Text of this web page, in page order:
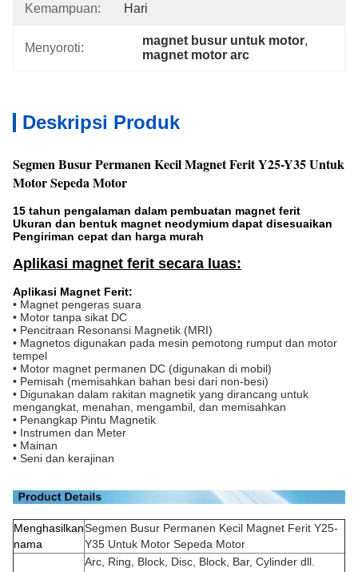
Kemampuan:
Hari
Menyoroti:
magnet busur untuk motor,
magnet motor arc
Deskripsi Produk
Segmen Busur Permanen Kecil Magnet Ferit Y25-Y35 Untuk
Motor Sepeda Motor
15 tahun pengalaman dalam pembuatan magnet ferit
Ukuran dan bentuk magnet neodymium dapat disesuaikan
Pengiriman cepat dan harga murah
Aplikasi magnet ferit secara luas:
Aplikasi Magnet Ferit:
• Magnet pengeras suara
• Motor tanpa sikat DC
• Pencitraan Resonansi Magnetik (MRI)
• Magnetos digunakan pada mesin pemotong rumput dan motor
tempel
• Motor magnet permanen DC (digunakan di mobil)
• Pemisah (memisahkan bahan besi dari non-besi)
• Digunakan dalam rakitan magnetik yang dirancang untuk
mengangkat, menahan, mengambil, dan memisahkan
• Penangkap Pintu Magnetik
• Instrumen dan Meter
• Mainan
• Seni dan kerajinan
Menghasilkan
nama
Segmen Busur Permanen Kecil Magnet Ferit Y25-
Y35 Untuk Motor Sepeda Motor
Arc, Ring, Block, Disc, Block, Bar, Cylinder dll.